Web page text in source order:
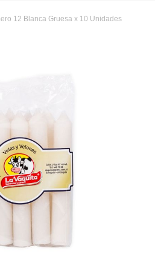
12 Blanca Gruesa x 10 Unidades